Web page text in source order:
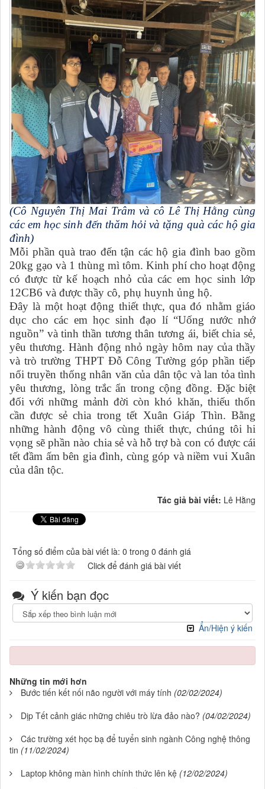
(Cô Nguyên Thị Mai Trâm và cô Lê Thị Hằng cùng
các em học sinh đến thăm hỏi và tặng quà các hộ gia
đình)
Mỗi phần quà trao đến tận các hộ gia đình bao gồm
20kg gạo và 1 thùng mì tôm. Kinh phí cho hoạt động
có được từ kế hoạch nhỏ của các em học sinh lớp
12CB6 và được thầy cô, phụ huynh ủng hộ.
Đây là một hoạt động thiết thực, qua đó nhằm giáo
dục cho các em học sinh đạo lí “Uống nước nhớ
nguồn” và tinh thần tương thân tương ái, biết chia sẻ,
yêu thương. Hành động nhỏ ngày hôm nay của thầy
và trò trường THPT Đỗ Công Tường góp phần tiếp
nối truyền thống nhân văn của dân tộc và lan tỏa tình
yêu thương, lòng trắc ẩn trong cộng đồng. Đặc biệt
đối với những mảnh đời còn khó khăn, thiếu thốn
cần được sẻ chia trong tết Xuân Giáp Thìn. Bằng
những hành động vô cùng thiết thực, chúng tôi hi
vọng sẽ phần nào chia sẻ và hỗ trợ bà con có được cái
tết đầm ấm bên gia đình, cùng góp và niềm vui Xuân
của dân tộc.
Tác giả bài viết: Lê Hằng
Tổng số điểm của bài viết là: 0 trong 0 đánh giá
Click để đánh giá bài viết
Ý kiến bạn đọc
Ẩn/Hiện ý kiến
Những tin mới hơn
Bước tiến kết nối não người với máy tính (02/02/2024)
Dịp Tết cảnh giác những chiêu trò lừa đảo nào? (04/02/2024)
Các trường xét học bạ để tuyển sinh ngành Công nghệ thông
tin (11/02/2024)
Laptop không màn hình chính thức lên kệ (12/02/2024)